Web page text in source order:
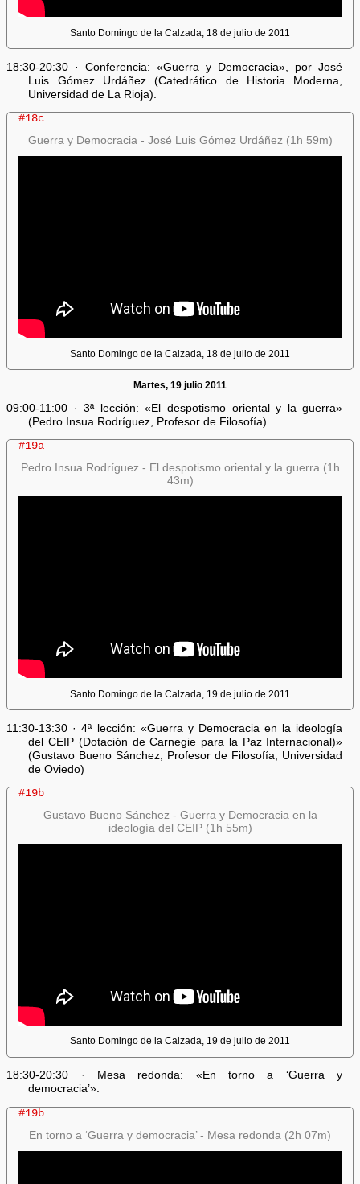
Santo Domingo de la Calzada, 18 de julio de 2011
18:30-20:30 · Conferencia: «Guerra y Democracia», por José
Luis Gómez Urdáñez (Catedrático de Historia Moderna,
Universidad de La Rioja).
#18c
Guerra y Democracia - José Luis Gómez Urdáñez (1h 59m)
Santo Domingo de la Calzada, 18 de julio de 2011
Martes, 19 julio 2011
09:00-11:00 · 3ª lección: «El despotismo oriental y la guerra»
(Pedro Insua Rodríguez, Profesor de Filosofía)
#19a
Pedro Insua Rodríguez - El despotismo oriental y la guerra (1h
43m)
Santo Domingo de la Calzada, 19 de julio de 2011
11:30-13:30 · 4ª lección: «Guerra y Democracia en la ideología
del CEIP (Dotación de Carnegie para la Paz Internacional)»
(Gustavo Bueno Sánchez, Profesor de Filosofía, Universidad
de Oviedo)
#19b
Gustavo Bueno Sánchez - Guerra y Democracia en la
ideología del CEIP (1h 55m)
Santo Domingo de la Calzada, 19 de julio de 2011
18:30-20:30 · Mesa redonda: «En torno a ‘Guerra y
democracia’».
#19b
En torno a ‘Guerra y democracia’ - Mesa redonda (2h 07m)